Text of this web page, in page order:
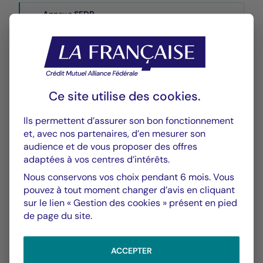
Annexe SFDR
Performances
XLSX 52 Ko
Performances Passées
PDF 623 Ko
PDF 523 Ko
Scénarios de Performance 2025-03-31
PDF 522 Ko
Ce site utilise des cookies.
Ils permettent d’assurer son bon fonctionnement
et, avec nos partenaires, d’en mesurer son
audience et de vous proposer des offres
adaptées à vos centres d’intérêts.
Nous conservons vos choix pendant 6 mois. Vous
pouvez à tout moment changer d’avis en cliquant
sur le lien « Gestion des cookies » présent en pied
de page du site.
ACCEPTER